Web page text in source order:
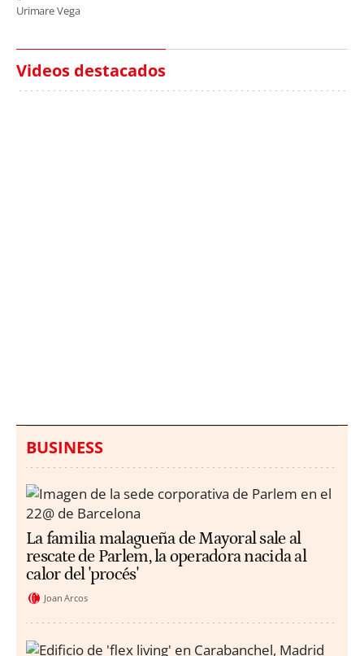
Urimare Vega
Videos destacados
BUSINESS
La familia malagueña de Mayoral sale al
rescate de Parlem, la operadora nacida al
calor del 'procés'
Joan Arcos